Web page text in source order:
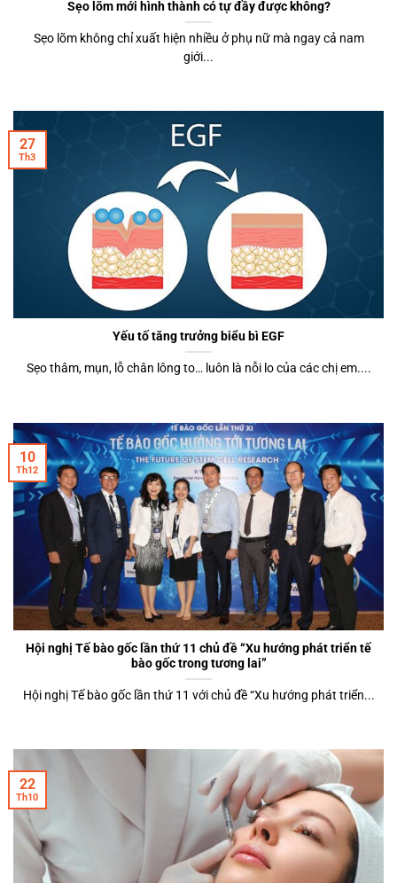
Sẹo lõm mới hình thành có tự đầy được không?
Sẹo lõm không chỉ xuất hiện nhiều ở phụ nữ mà ngay cả nam
giới...
Yếu tố tăng trưởng biểu bì EGF
Sẹo thâm, mụn, lỗ chân lông to… luôn là nỗi lo của các chị em....
27
Th3
Hội nghị Tế bào gốc lần thứ 11 chủ đề “Xu hướng phát triển tế
bào gốc trong tương lai”
Hội nghị Tế bào gốc lần thứ 11 với chủ đề “Xu hướng phát triển...
10
Th12
22
Th10